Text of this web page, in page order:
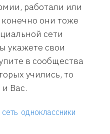
работали или
они тоже
сети
укажете свои
в сообщества
учились, то
Вас.
одноклассники